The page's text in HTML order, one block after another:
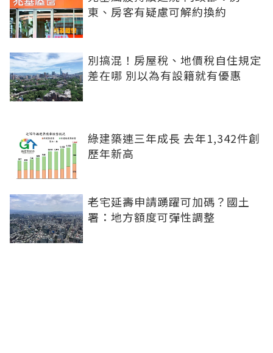
東、房客有疑慮可解約換約
別搞混！房屋稅、地價稅自住規定
差在哪 別以為有設籍就有優惠
綠建築連三年成長 去年1,342件創
歷年新高
老宅延壽申請踴躍可加碼？國土
署：地方額度可彈性調整